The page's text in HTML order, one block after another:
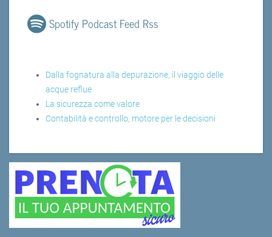
Spotify Podcast Feed Rss
Dalla fognatura alla depurazione, il viaggio delle
acque reflue
La sicurezza come valore
Contabilità e controllo, motore per le decisioni